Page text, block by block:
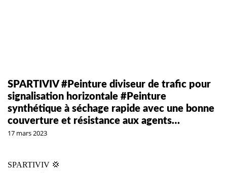
SPARTIVIV #Peinture diviseur de trafic pour
signalisation horizontale #Peinture
synthétique à séchage rapide avec une bonne
couverture et résistance aux agents…
17 mars 2023
SPARTIVIV 💢